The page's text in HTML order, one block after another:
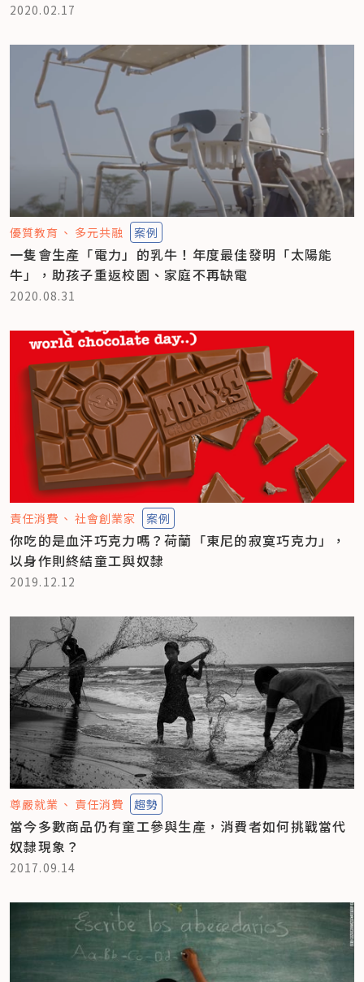
2020.02.17
優質教育 多元共融 案例
一隻會生產「電力」的乳牛！年度最佳發明「太陽能
牛」，助孩子重返校園、家庭不再缺電
2020.08.31
責任消費 社會創業家 案例
你吃的是血汗巧克力嗎？荷蘭「東尼的寂寞巧克力」，
以身作則終結童工與奴隸
2019.12.12
尊嚴就業 責任消費 趨勢
當今多數商品仍有童工參與生產，消費者如何挑戰當代
奴隸現象？
2017.09.14